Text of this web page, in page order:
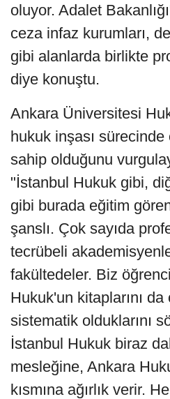
oluyor. Adalet
ceza infaz kurumları,
gibi alanlarda birlikte
diye konuştu.
Ankara Üniversitesi
hukuk inşası
sahip olduğunu
"İstanbul Hukuk gibi,
gibi burada eğitim
şanslı. Çok sayıda
tecrübeli
fakültedeler. Biz
Hukuk'un kitaplarını
sistematik olduklarını
İstanbul Hukuk biraz
mesleğine, Ankara
kısmına ağırlık verir.